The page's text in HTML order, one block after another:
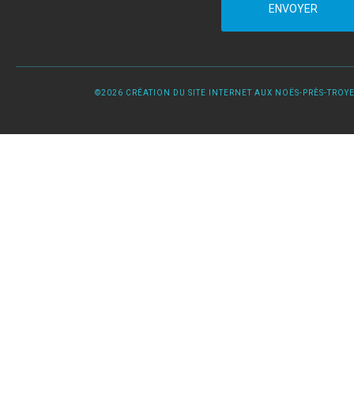
ENVOYER
©2026 CRÉATION DU SITE INTERNET AUX NOËS-PRÈS-